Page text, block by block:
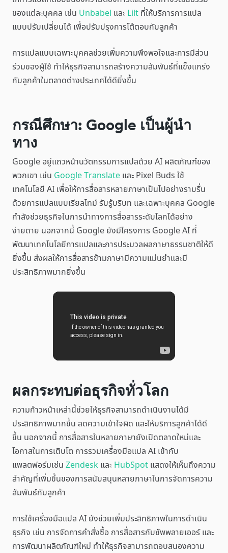
ของแต่ละบุคคล เช่น Unbabel และ Lilt ที่ให้บริการการแปล
แบบปรับเปลี่ยนได้ เพื่อปรับปรุงการโต้ตอบกับลูกค้า
การแปลแบบเฉพาะบุคคลช่วยเพิ่มความพึงพอใจและการมีส่วน
ร่วมของผู้ใช้ ทำให้ธุรกิจสามารถสร้างความสัมพันธ์ที่แข็งแกร่ง
กับลูกค้าในตลาดต่างประเทศได้ดียิ่งขึ้น
กรณีศึกษา: Google เป็นผู้นำ
ทาง
Google อยู่แถวหน้านวัตกรรมการแปลด้วย AI ผลิตภัณฑ์ของ
พวกเขา เช่น Google Translate และ Pixel Buds ใช้
เทคโนโลยี AI เพื่อให้การสื่อสารหลายภาษาเป็นไปอย่างราบรื่น
ด้วยการแปลแบบเรียลไทม์ รับรู้บริบท และเฉพาะบุคคล Google
กำลังช่วยธุรกิจในการนำทางการสื่อสารระดับโลกได้อย่าง
ง่ายดาย นอกจากนี้ Google ยังมีโครงการ Google AI ที่
พัฒนาเทคโนโลยีการแปลและการประมวลผลภาษาธรรมชาติให้ดี
ยิ่งขึ้น ส่งผลให้การสื่อสารข้ามภาษามีความแม่นยำและมี
ประสิทธิภาพมากยิ่งขึ้น
ผลกระทบต่อธุรกิจทั่วโลก
ความก้าวหน้าเหล่านี้ช่วยให้ธุรกิจสามารถดำเนินงานได้มี
ประสิทธิภาพมากขึ้น ลดความเข้าใจผิด และให้บริการลูกค้าได้ดี
ขึ้น นอกจากนี้ การสื่อสารในหลายภาษายังเปิดตลาดใหม่และ
โอกาสในการเติบโต การรวมเครื่องมือแปล AI เข้ากับ
แพลตฟอร์มเช่น Zendesk และ HubSpot แสดงให้เห็นถึงความ
สำคัญที่เพิ่มขึ้นของการสนับสนุนหลายภาษาในการจัดการความ
สัมพันธ์กับลูกค้า
การใช้เครื่องมือแปล AI ยังช่วยเพิ่มประสิทธิภาพในการดำเนิน
ธุรกิจ เช่น การจัดการคำสั่งซื้อ การสื่อสารกับซัพพลายเออร์ และ
การพัฒนาผลิตภัณฑ์ใหม่ ทำให้ธุรกิจสามารถตอบสนองความ